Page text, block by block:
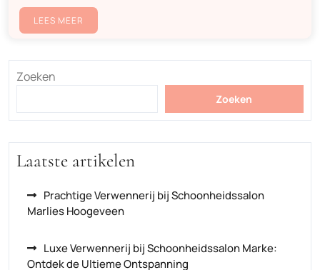
LEES MEER
Zoeken
Zoeken
Laatste artikelen
Prachtige Verwennerij bij Schoonheidssalon
Marlies Hoogeveen
Luxe Verwennerij bij Schoonheidssalon Marke:
Ontdek de Ultieme Ontspanning